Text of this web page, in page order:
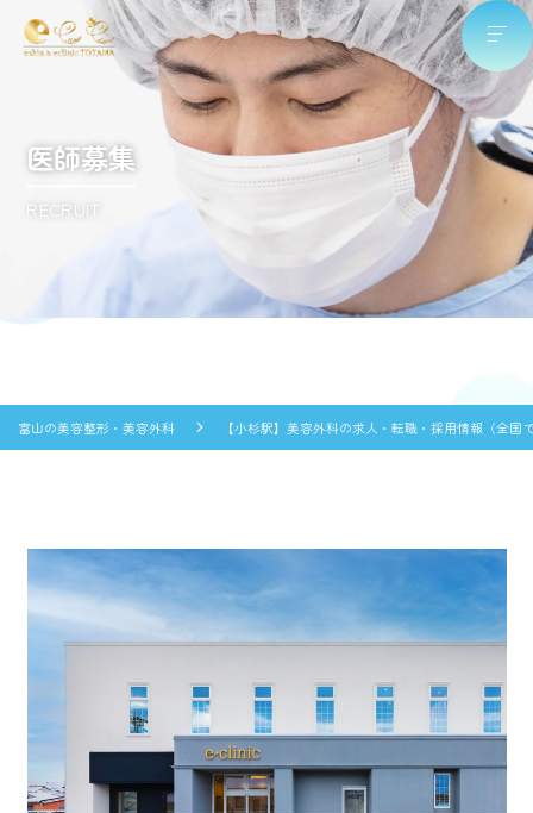
医師募集
RECRUIT
富山の美容整形・美容外科 【小杉駅】美容外科の求人・転職・採用情報（全国